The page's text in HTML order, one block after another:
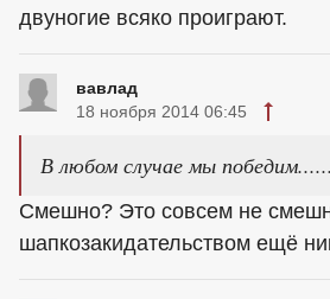
двуногие всяко проиграют.
вавлад
18 ноября 2014 06:45
В любом случае мы
Смешно? Это совсем не
шапкозакидательством ещё